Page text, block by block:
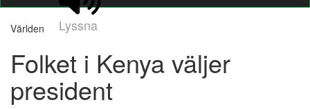
Lyssna
Världen
Folket i Kenya väljer
president